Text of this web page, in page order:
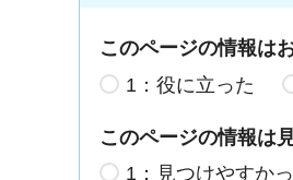
このページの情報は
1：役に立った
このページの情報は
1：見つけやすか